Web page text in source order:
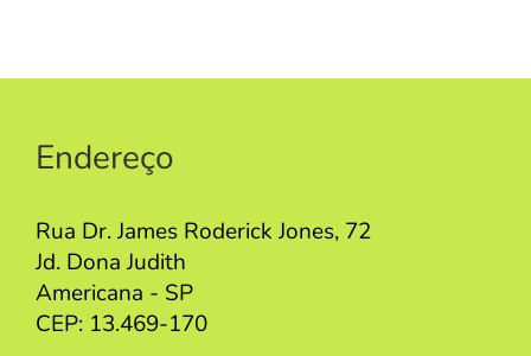
Endereço
Rua Dr. James Roderick Jones, 72
Jd. Dona Judith
Americana - SP
CEP: 13.469-170